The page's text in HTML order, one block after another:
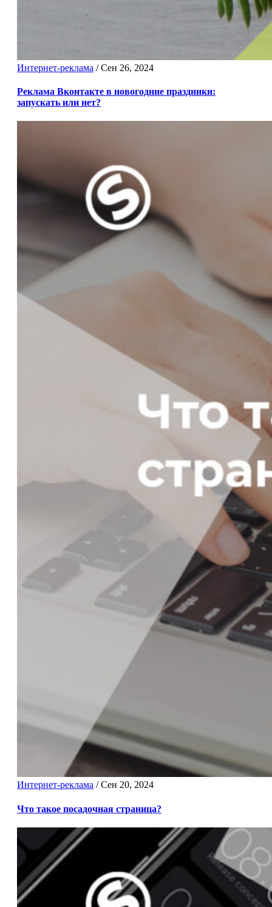
Интернет-реклама /Сен 26, 2024
Реклама Вконтакте в новогодние праздники:
запускать или нет?
Интернет-реклама /Сен 20, 2024
Что такое посадочная страница?